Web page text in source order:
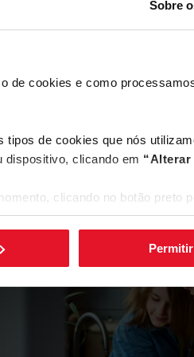
Sobre
de cookies e como
tipos de cookies que nós
dispositivo, clicando em “Alterar
clicando no botão preto